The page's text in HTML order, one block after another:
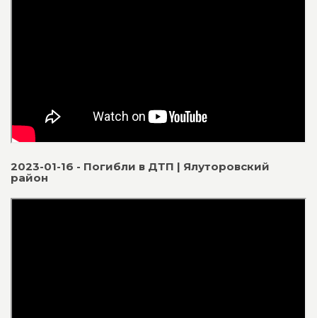
2023-01-16 - Погибли в ДТП | Ялуторовский
район